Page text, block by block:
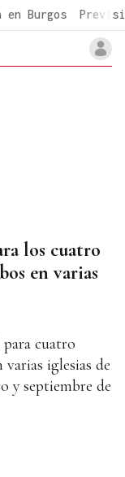
en Burgos
los cuatro
en varias
cuatro
iglesias de
y septiembre de